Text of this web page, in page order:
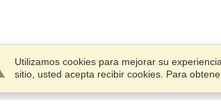
Utilizamos cookies para mejorar su
sitio, usted acepta recibir cookies. Para